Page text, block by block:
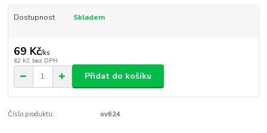
Dostupnost Skladem
69 Kč/ks
62 Kč bez DPH
Přidat do košíku
Číslo produktu: ov624